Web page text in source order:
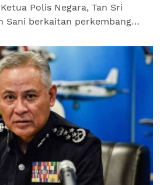
Polis Negara, Tan Sri
Sani berkaitan perkembangan